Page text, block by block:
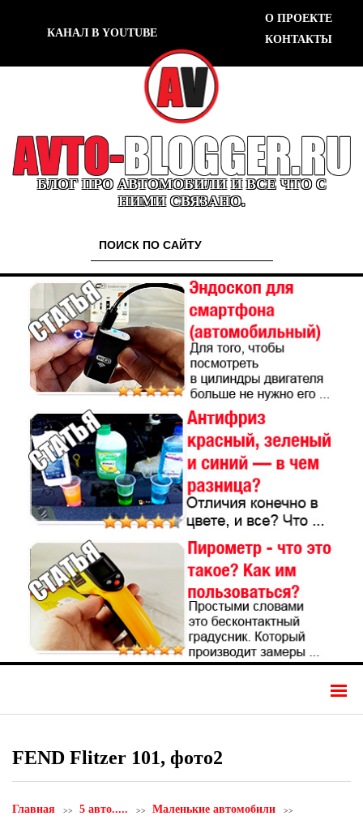
КАНАЛ В YOUTUBE
О ПРОЕКТЕ
КОНТАКТЫ
БЛОГ ПРО АВТОМОБИЛИ И ВСЕ ЧТО С
НИМИ СВЯЗАНО.
FEND Flitzer 101, фото2
Главная 5 авто..... Маленькие автомобили